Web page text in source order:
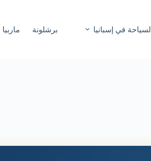
السياحة في إسبانيا برشلونة ماربيا